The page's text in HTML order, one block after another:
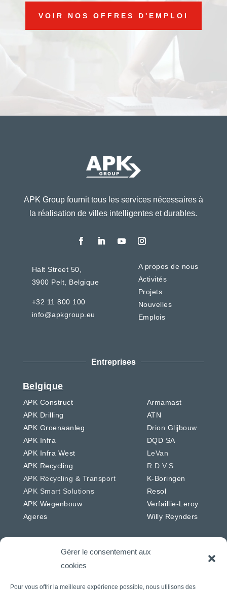
Gérer le consentement aux
cookies
Pour vous offrir la meilleure expérience possible, nous utilisons des
VOIR NOS OFFRES D'EMPLOI
APK Group fournit tous les services nécessaires à
la réalisation de villes intelligentes et durables.
Halt Street 50,
3900 Pelt, Belgique
+32 11 800 100
info@apkgroup.eu
A propos de nous
Activités
Projets
Nouvelles
Emplois
Entreprises
Belgique
APK Construct
APK Drilling
APK Groenaanleg
APK Infra
APK Infra West
APK Recycling
APK Recycling & Transport
APK Smart Solutions
APK Wegenbouw
Ageres
Armamast
ATN
Drion Glijbouw
DQD SA
LeVan
R.D.V.S
K-Boringen
Resol
Verfaillie-Leroy
Willy Reynders
APK Energie & Water RSW